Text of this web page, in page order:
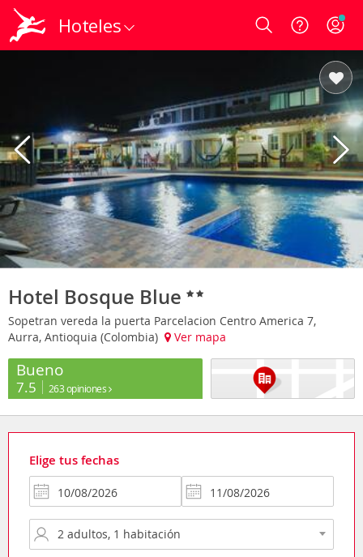
Hoteles Login
Hotel Bosque Blue
Sopetran vereda la puerta Parcelacion Centro America 7,
Aurra, Antioquia (Colombia)
Ver mapa
Bueno
7.5 263 opiniones
Elige tus fechas